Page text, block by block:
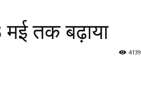
तक बढ़ाया
4139